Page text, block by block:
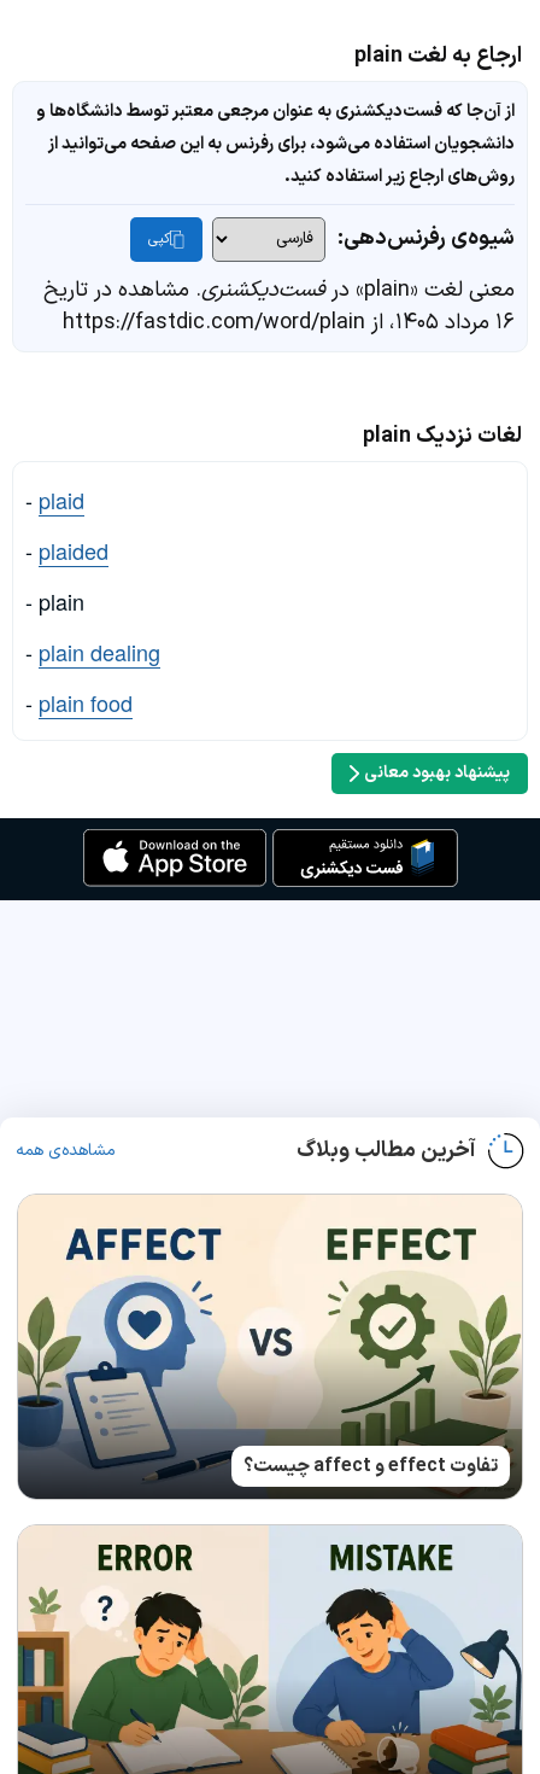
ارجاع به لغت plain
از آن‌جا که فست‌دیکشنری به عنوان مرجعی معتبر توسط دانشگاه‌ها و
دانشجویان استفاده می‌شود، برای رفرنس به این صفحه می‌توانید از
روش‌های ارجاع زیر استفاده کنید.
شیوه‌ی رفرنس‌دهی: کپی
معنی لغت «plain» در فست‌دیکشنری. مشاهده در تاریخ
۱۶ مرداد ۱۴۰۵، از https://fastdic.com/word/plain
لغات نزدیک plain
- plaid
- plaided
- plain
- plain dealing
- plain food
پیشنهاد بهبود معانی
آخرین مطالب وبلاگ مشاهده‌ی همه
تفاوت effect و affect چیست؟